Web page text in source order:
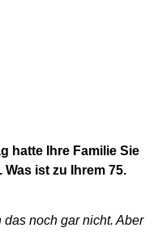
hatte Ihre Familie Sie
ist zu Ihrem 75.
das noch gar nicht. Aber